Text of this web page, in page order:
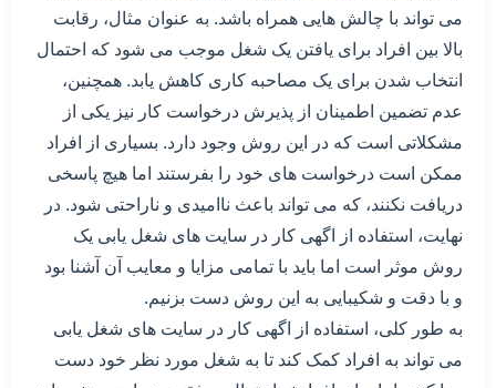
می تواند با چالش هایی همراه باشد. به عنوان مثال، رقابت
بالا بین افراد برای یافتن یک شغل موجب می شود که احتمال
انتخاب شدن برای یک مصاحبه کاری کاهش یابد. همچنین،
عدم تضمین اطمینان از پذیرش درخواست کار نیز یکی از
مشکلاتی است که در این روش وجود دارد. بسیاری از افراد
ممکن است درخواست های خود را بفرستند اما هیچ پاسخی
دریافت نکنند، که می تواند باعث ناامیدی و ناراحتی شود. در
نهایت، استفاده از اگهی کار در سایت های شغل یابی یک
روش موثر است اما باید با تمامی مزایا و معایب آن آشنا بود
و با دقت و شکیبایی به این روش دست بزنیم.
به طور کلی، استفاده از اگهی کار در سایت های شغل یابی
می تواند به افراد کمک کند تا به شغل مورد نظر خود دست